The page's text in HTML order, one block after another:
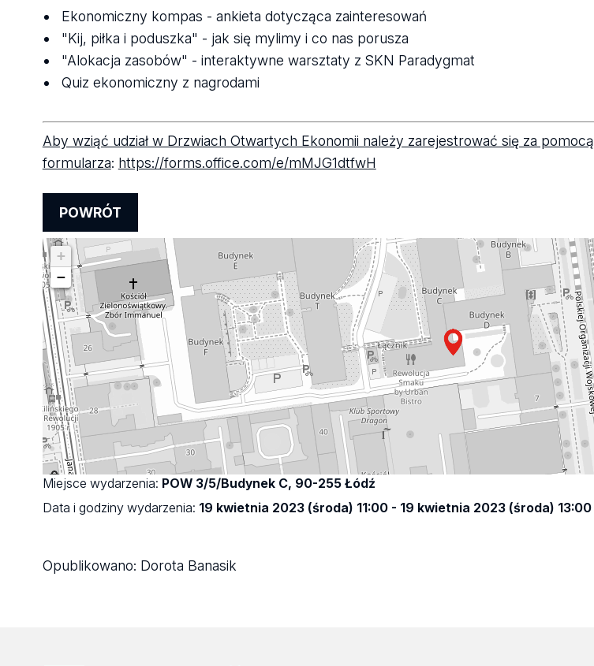
Ekonomiczny kompas - ankieta dotycząca zainteresowań
"Kij, piłka i poduszka" - jak się mylimy i co nas porusza
"Alokacja zasobów" - interaktywne warsztaty z SKN Paradygmat
Quiz ekonomiczny z nagrodami
Aby wziąć udział w Drzwiach Otwartych Ekonomii należy zarejestrować się za pomocą
formularza: https://forms.office.com/e/mMJG1dtfwH
POWRÓT
+
−
Miejsce wydarzenia: POW 3/5/Budynek C, 90-255 Łódź
Data i godziny wydarzenia: 19 kwietnia 2023 (środa) 11:00 - 19 kwietnia 2023 (środa) 13:00
Opublikowano: Dorota Banasik